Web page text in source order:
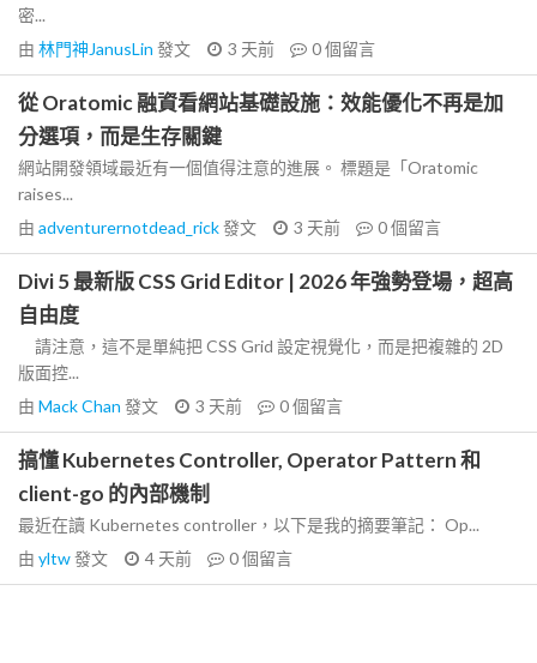
密...
由 林門神JanusLin 發文 3 天前 0個留言
從 Oratomic 融資看網站基礎設施：效能優化不再是加
分選項，而是生存關鍵
網站開發領域最近有一個值得注意的進展。 標題是「Oratomic
raises...
由 adventurernotdead_rick發文 3 天前 0個留言
Divi 5 最新版 CSS Grid Editor | 2026 年強勢登場，超高
自由度
請注意，這不是單純把 CSS Grid 設定視覺化，而是把複雜的 2D
版面控...
由 Mack Chan 發文 3 天前 0個留言
搞懂 Kubernetes Controller, Operator Pattern 和
client-go 的內部機制
最近在讀 Kubernetes controller，以下是我的摘要筆記： Op...
由 yltw發文 4 天前 0個留言